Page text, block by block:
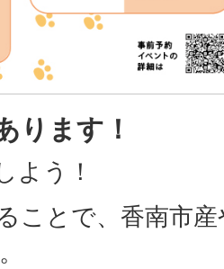
ります！
よう！
ことで、香南市